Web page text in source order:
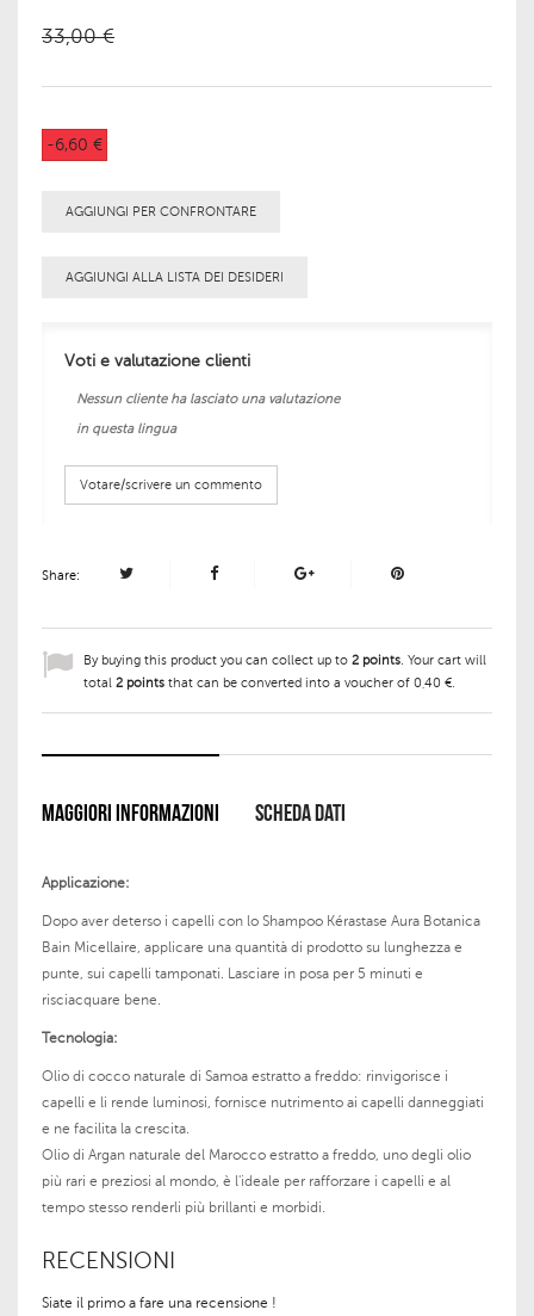
33,00 €
-6,60 €
AGGIUNGI PER CONFRONTARE
AGGIUNGI ALLA LISTA DEI DESIDERI
Voti e valutazione clienti
Nessun cliente ha lasciato una valutazione
in questa lingua
Votare/scrivere un commento
Share:
By buying this product you can collect up to 2 points. Your cart will
total 2 points that can be converted into a voucher of 0,40 €.
MAGGIORI INFORMAZIONI SCHEDA DATI
Applicazione:
Dopo aver deterso i capelli con lo Shampoo Kérastase Aura Botanica
Bain Micellaire, applicare una quantità di prodotto su lunghezza e
punte, sui capelli tamponati. Lasciare in posa per 5 minuti e
risciacquare bene.
Tecnologia:
Olio di cocco naturale di Samoa estratto a freddo: rinvigorisce i
capelli e li rende luminosi, fornisce nutrimento ai capelli danneggiati
e ne facilita la crescita.
Olio di Argan naturale del Marocco estratto a freddo, uno degli olio
più rari e preziosi al mondo, è l'ideale per rafforzare i capelli e al
tempo stesso renderli più brillanti e morbidi.
RECENSIONI
Siate il primo a fare una recensione !